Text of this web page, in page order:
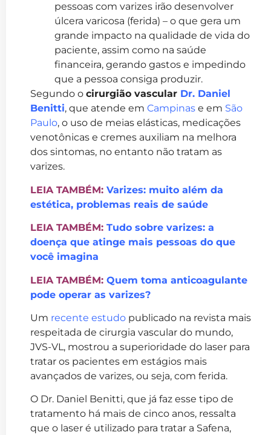
pessoas com varizes irão desenvolver
úlcera varicosa (ferida) – o que gera um
grande impacto na qualidade de vida do
paciente, assim como na saúde
financeira, gerando gastos e impedindo
que a pessoa consiga produzir.
Segundo o cirurgião vascular Dr. Daniel
Benitti, que atende em Campinas e em São
Paulo, o uso de meias elásticas, medicações
venotônicas e cremes auxiliam na melhora
dos sintomas, no entanto não tratam as
varizes.
LEIA TAMBÉM: Varizes: muito além da
estética, problemas reais de saúde
LEIA TAMBÉM: Tudo sobre varizes: a
doença que atinge mais pessoas do que
você imagina
LEIA TAMBÉM: Quem toma anticoagulante
pode operar as varizes?
Um recente estudo publicado na revista mais
respeitada de cirurgia vascular do mundo,
JVS-VL, mostrou a superioridade do laser para
tratar os pacientes em estágios mais
avançados de varizes, ou seja, com ferida.
O Dr. Daniel Benitti, que já faz esse tipo de
tratamento há mais de cinco anos, ressalta
que o laser é utilizado para tratar a Safena,